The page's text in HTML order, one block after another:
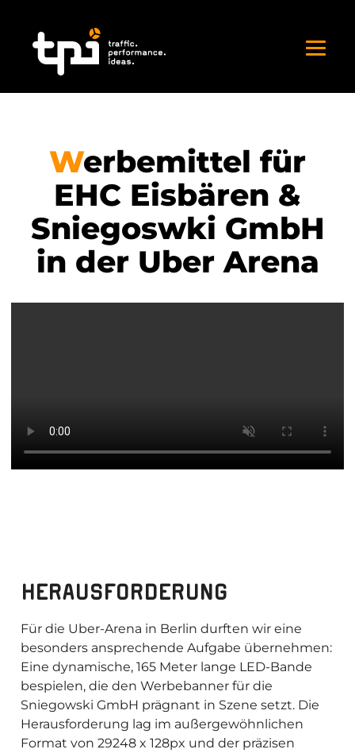
Werbemittel für
EHC Eisbären &
Sniegoswki GmbH
in der Uber Arena
HERAUSFORDERUNG
Für die Uber-Arena in Berlin durften wir eine
besonders ansprechende Aufgabe übernehmen:
Eine dynamische, 165 Meter lange LED-Bande
bespielen, die den Werbebanner für die
Sniegowski GmbH prägnant in Szene setzt. Die
Herausforderung lag im außergewöhnlichen
Format von 29248 x 128px und der präzisen